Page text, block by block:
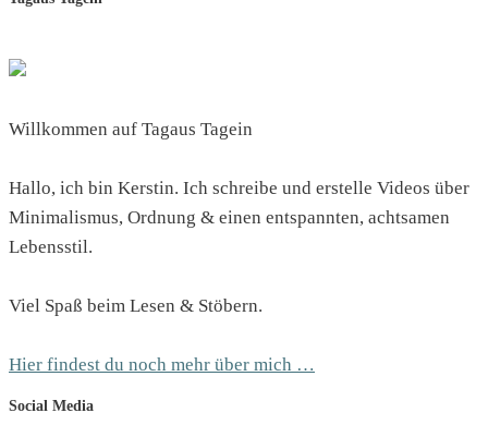
Willkommen auf Tagaus Tagein
Hallo, ich bin Kerstin. Ich schreibe und erstelle Videos über
Minimalismus, Ordnung & einen entspannten, achtsamen
Lebensstil.
Viel Spaß beim Lesen & Stöbern.
Hier findest du noch mehr über mich …
Social Media